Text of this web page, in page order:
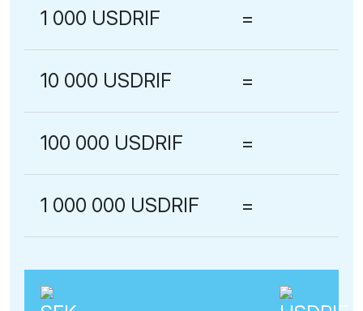
1 000 USDRIF =
10 000 USDRIF =
100 000 USDRIF =
1 000 000 USDRIF =